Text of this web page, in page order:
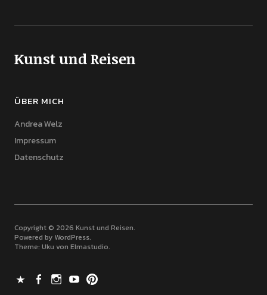
Kunst und Reisen
ÜBER MICH
Andrea Welz
Impressum
Datenschutz
Copyright © 2026 Kunst und Reisen
Powered by WordPress
Theme: Uku von Elmastudio